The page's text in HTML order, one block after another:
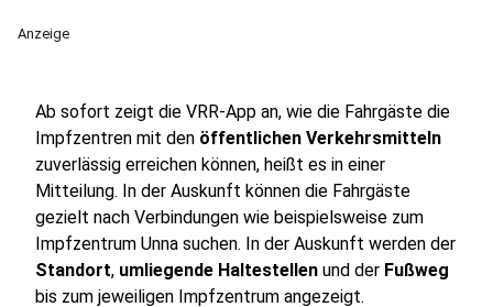
Anzeige
Ab sofort zeigt die VRR-App an, wie die Fahrgäste die
Impfzentren mit den öffentlichen Verkehrsmitteln
zuverlässig erreichen können, heißt es in einer
Mitteilung. In der Auskunft können die Fahrgäste
gezielt nach Verbindungen wie beispielsweise zum
Impfzentrum Unna suchen. In der Auskunft werden der
Standort, umliegende Haltestellen und der Fußweg
bis zum jeweiligen Impfzentrum angezeigt.